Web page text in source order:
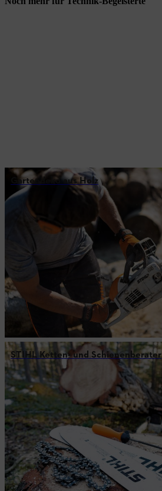
Gartendeko aus Holz
STIHL Ketten- und Schienenberater